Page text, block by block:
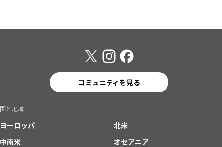
コミュニティを見る
国と地域
ヨーロッパ
北米
中南米
オセアニア